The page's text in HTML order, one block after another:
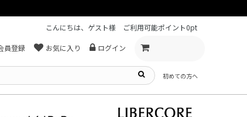
こんにちは、ゲスト様
ご利用可能ポイント0pt
員登録 お気に入り ログイン
初めての方へ